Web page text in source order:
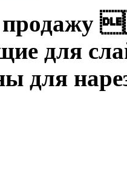
продажу
для
для